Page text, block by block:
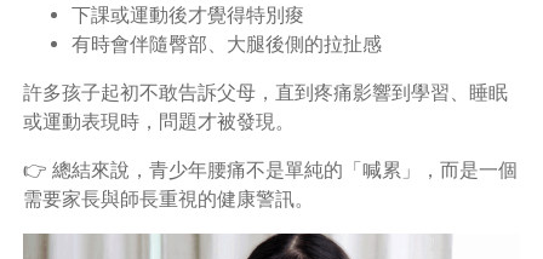
下課或運動後才覺得特別痠
有時會伴隨臀部、大腿後側的拉扯感
許多孩子起初不敢告訴父母，直到疼痛影響到學習、睡眠
或運動表現時，問題才被發現。
👉 總結來說，青少年腰痛不是單純的「喊累」，而是一個
需要家長與師長重視的健康警訊。